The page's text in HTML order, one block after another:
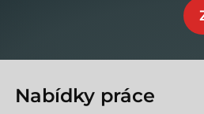
Nabídky práce